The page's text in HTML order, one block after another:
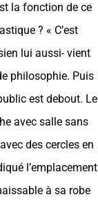
la fonction de ce
? « C’est
lui aussi- vient
philosophie. Puis
est debout. Le
avec salle sans
des cercles en
l’emplacement
à sa robe